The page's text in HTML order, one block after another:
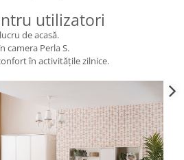
utilizatori
de acasă.
camera Perla S.
în activitățile zilnice.